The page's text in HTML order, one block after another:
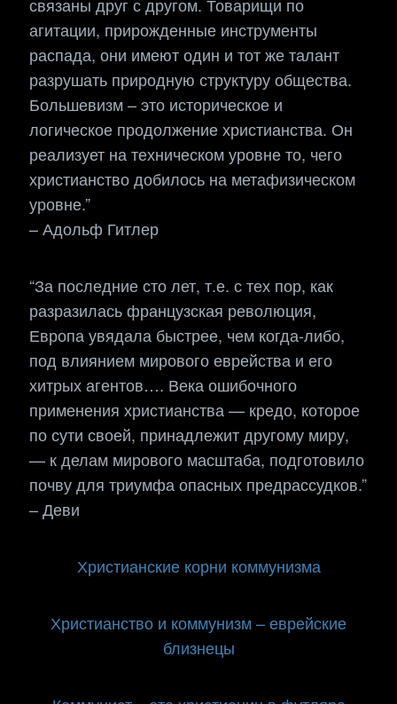
агитации, прирожденные инструменты
распада, они имеют один и тот же талант
разрушать природную структуру общества.
Большевизм – это историческое и
логическое продолжение христианства. Он
реализует на техническом уровне то, чего
христианство добилось на метафизическом
уровне.”
– Адольф Гитлер
“За последние сто лет, т.е. с тех пор, как
разразилась французская революция,
Европа увядала быстрее, чем когда-либо,
под влиянием мирового еврейства и его
хитрых агентов…. Века ошибочного
применения христианства — кредо, которое
по сути своей, принадлежит другому миру,
— к делам мирового масштаба, подготовило
почву для триумфа опасных предрассудков.”
– Деви
Христианские корни коммунизма
Христианство и коммунизм – еврейские
близнецы